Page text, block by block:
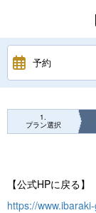
予約
1
プラン選択
【公式HPに戻る】
https://